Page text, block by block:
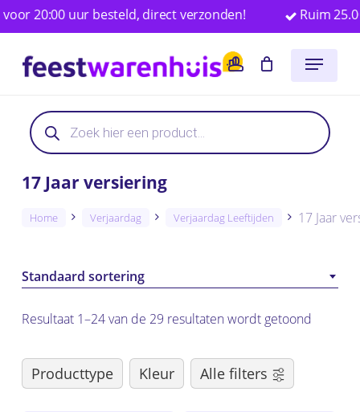
Skip
to
main
content
uur besteld, direct verzonden! Ruim 25.000
account
Menu
Winkelwagen Close
Producten
zoeken
17 Jaar versiering
Standaard sortering
Resultaat 1–24 van de 29 resultaten wordt getoond
Home Verjaardag Verjaardag Leeftijden 17 Jaar
Producttype Kleur Alle filters